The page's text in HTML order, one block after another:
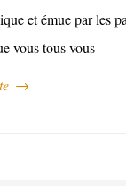
et émue par les
vous tous vous
→